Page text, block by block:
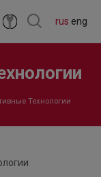
rus eng
Технологии